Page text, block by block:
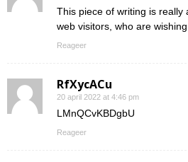
This piece of writing is
web visitors, who are
Reageer
RfXycACu
20 april 2022 at 4:46 pm
LMnQCvKBDgbU
Reageer